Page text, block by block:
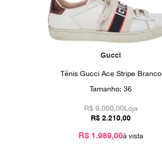
Gucci
Tênis Gucci Ace Stripe Branco
Tamanho: 36
R$ 9.000,00Loja
R$ 2.210,00
R$ 1.989,00